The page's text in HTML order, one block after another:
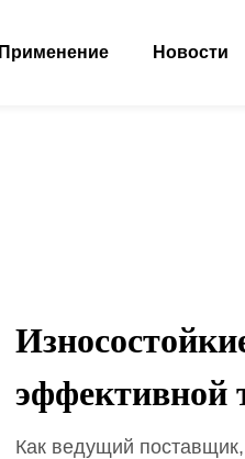
Применение Новости
эффективной
Как ведущий